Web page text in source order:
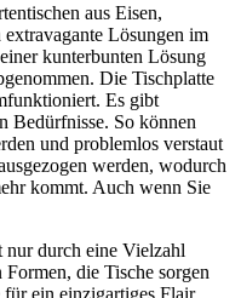
aus Eisen,
Lösungen im
kunterbunten Lösung
Die Tischplatte
Es gibt
Bedürfnisse. So können
und problemlos verstaut
werden, wodurch
kommt. Auch wenn Sie
nur durch eine Vielzahl
die Tische sorgen
ein einzigartiges Flair